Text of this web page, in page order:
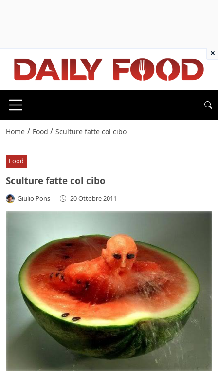
Home / Food / Sculture fatte col cibo
Food
Sculture fatte col cibo
Giulio Pons - 20 Ottobre 2011
×